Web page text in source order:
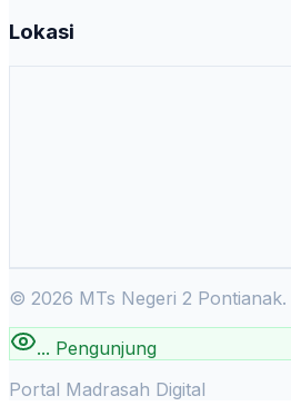
Lokasi
© 2026 MTs Negeri 2
... Pengunjung
Portal Madrasah Digital